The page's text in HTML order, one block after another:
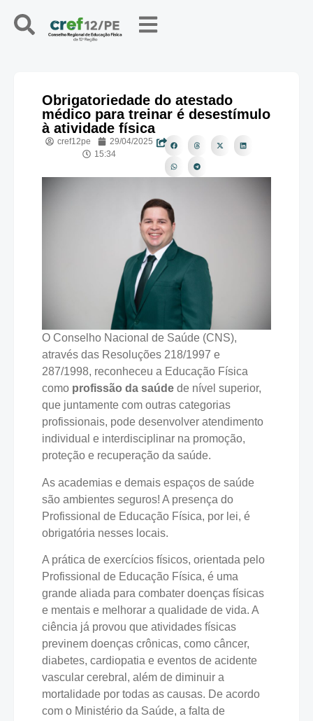
Obrigatoriedade do atestado
médico para treinar é desestímulo
à atividade física
cref12pe
29/04/2025
15:34
O Conselho Nacional de Saúde (CNS),
através das Resoluções 218/1997 e
287/1998, reconheceu a Educação Física
como profissão da saúde de nível superior,
que juntamente com outras categorias
profissionais, pode desenvolver atendimento
individual e interdisciplinar na promoção,
proteção e recuperação da saúde.
As academias e demais espaços de saúde
são ambientes seguros! A presença do
Profissional de Educação Física, por lei, é
obrigatória nesses locais.
A prática de exercícios físicos, orientada pelo
Profissional de Educação Física, é uma
grande aliada para combater doenças físicas
e mentais e melhorar a qualidade de vida. A
ciência já provou que atividades físicas
previnem doenças crônicas, como câncer,
diabetes, cardiopatia e eventos de acidente
vascular cerebral, além de diminuir a
mortalidade por todas as causas. De acordo
com o Ministério da Saúde, a falta de